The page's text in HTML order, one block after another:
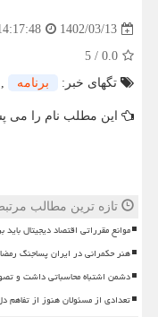
1402/03/13
0.0
/
5
تگهای خبر:
برنامه ,
این مطلب نام را می
تازه ترین مطالب
موانع مقرراتی اقتصاد دیجیتال
هنر حکمرانی در ایران پساجنگ
دشمن اشتباه محاسباتی داشت و
تعدادی از مسئولان هنوز از تفاهم